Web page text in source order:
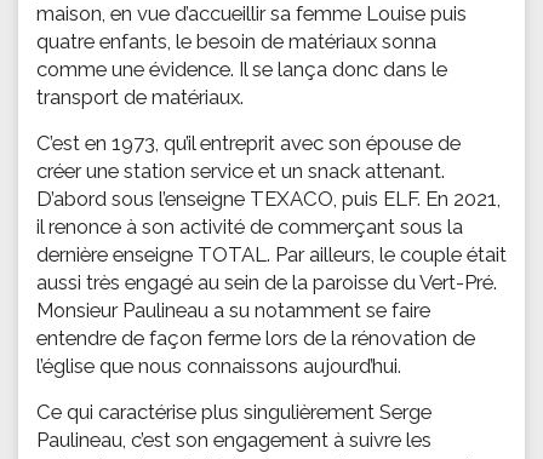
maison, en vue d’accueillir sa femme Louise puis
quatre enfants, le besoin de matériaux sonna
comme une évidence. Il se lança donc dans le
transport de matériaux.
C’est en 1973, qu’il entreprit avec son épouse de
créer une station service et un snack attenant.
D’abord sous l’enseigne TEXACO, puis ELF. En 2021,
il renonce à son activité de commerçant sous la
dernière enseigne TOTAL. Par ailleurs, le couple était
aussi très engagé au sein de la paroisse du Vert-Pré.
Monsieur Paulineau a su notamment se faire
entendre de façon ferme lors de la rénovation de
l’église que nous connaissons aujourd’hui.
Ce qui caractérise plus singulièrement Serge
Paulineau, c’est son engagement à suivre les